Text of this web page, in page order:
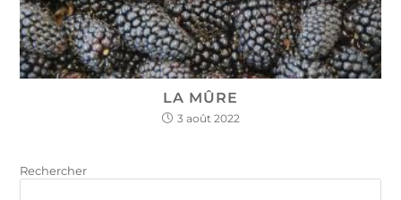
LA MÛRE
3 août 2022
Rechercher